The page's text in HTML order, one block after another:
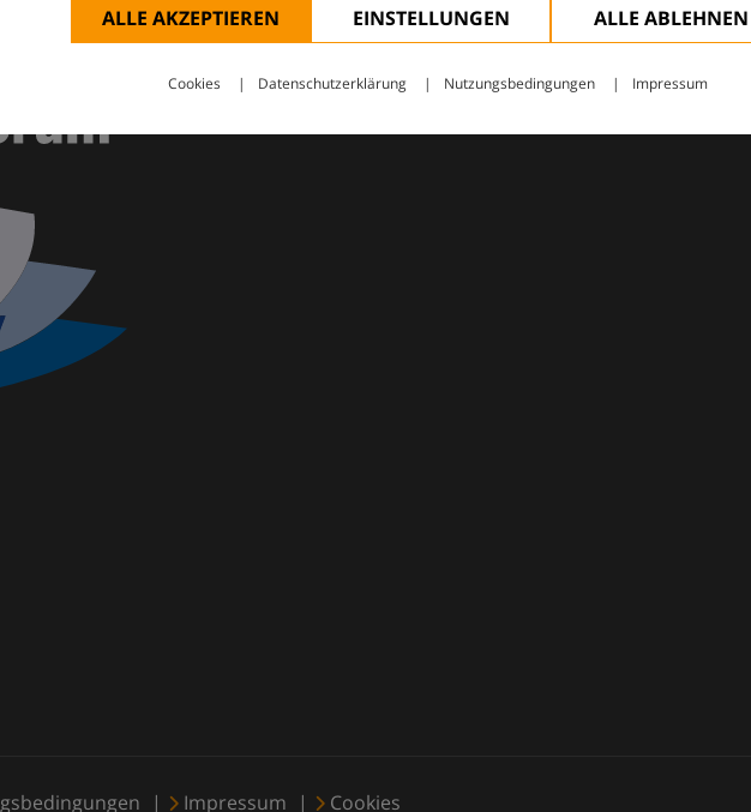
ALLE AKZEPTIEREN EINSTELLUNGEN ALLE ABLEHNEN
Cookies Datenschutzerklärung Nutzungsbedingungen Impressum
Impressum Cookies